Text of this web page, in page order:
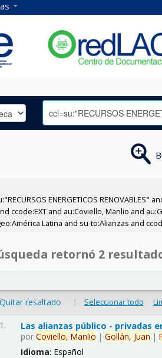
ENERGETICOS
ccode:EXT and au:Coviello, Manlio and
Latina and su-to:Alianzas and
retornó 2
Quitar resaltado | Seleccionar todo
1. Las alianzas público - privadas
porCoviello, Manlio |Gollán, Juan |
Idioma:Español